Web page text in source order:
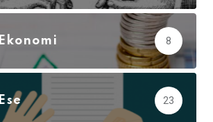
Ekonomi 8
Ese 23